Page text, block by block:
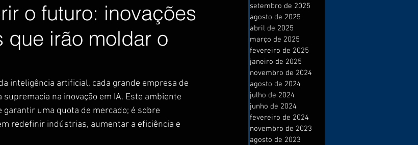
liderança motivation NLP motivação
o futuro: inovações
que irão moldar o
inteligência artificial, cada grande empresa de
na inovação em IA. Este ambiente
uma quota de mercado; é sobre
redefinir indústrias, aumentar a eficiência e
setembro de 2025
agosto de 2025
abril de 2025
março de 2025
fevereiro de 2025
janeiro de 2025
novembro de 2024
agosto de 2024
julho de 2024
junho de 2024
fevereiro de 2024
novembro de 2023
agosto de 2023